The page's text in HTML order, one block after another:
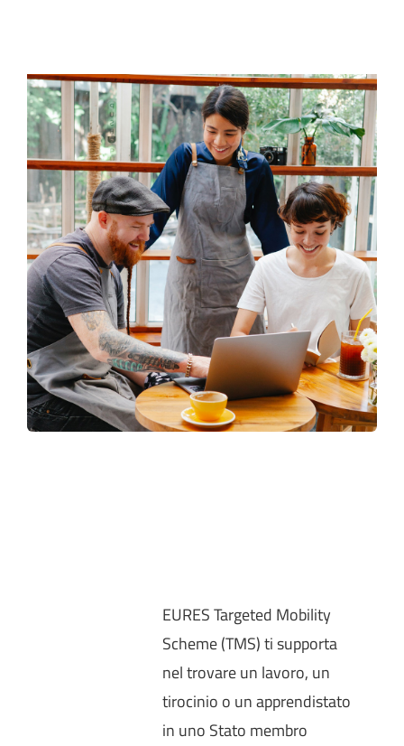
Contatti
EURES Targeted Mobility
Scheme (TMS) ti supporta
nel trovare un lavoro, un
tirocinio o un apprendistato
in uno Stato membro